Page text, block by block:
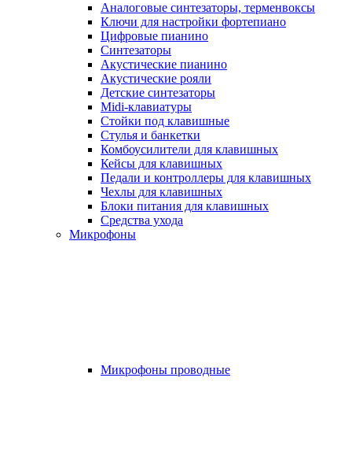
Аналоговые синтезаторы, терменвоксы
Ключи для настройки фортепиано
Цифровые пианино
Синтезаторы
Акустические пианино
Акустические рояли
Детские синтезаторы
Midi-клавиатуры
Стойки под клавишные
Стулья и банкетки
Комбоусилители для клавишных
Кейсы для клавишных
Педали и контроллеры для клавишных
Чехлы для клавишных
Блоки питания для клавишных
Средства ухода
Микрофоны
Микрофоны проводные